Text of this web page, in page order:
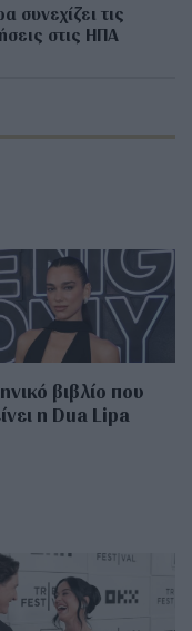
συνεχίζει τις
στις ΗΠΑ
βιβλίο που
η Dua Lipa